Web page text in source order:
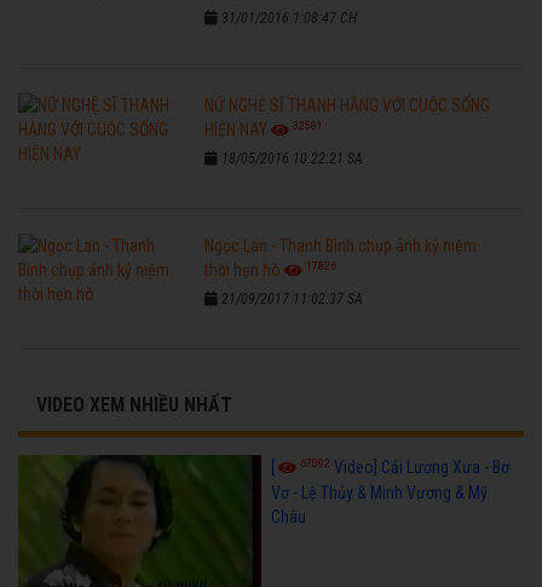
31/01/2016 1:08:47 CH
NỮ NGHỆ SĨ THANH HẰNG VỚI CUỘC SỐNG
HIỆN NAY
32581
18/05/2016 10:22:21 SA
Ngọc Lan - Thanh Bình chụp ảnh kỷ niệm
thời hẹn hò
17826
21/09/2017 11:02:37 SA
VIDEO XEM NHIỀU NHẤT
[ 67092 Video] Cải Lương Xưa - Bơ
Vơ - Lệ Thủy & Minh Vương & Mỹ
Châu